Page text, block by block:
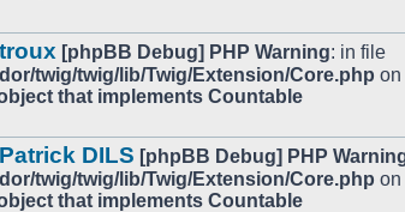
[phpBB Debug] PHP Warning: in file
twig/twig/lib/Twig/Extension/Core.php on
that implements Countable
DILS [phpBB Debug] PHP
twig/twig/lib/Twig/Extension/Core.php on
that implements Countable